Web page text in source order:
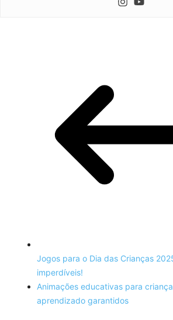
Jogos para o Dia das Crianças
imperdíveis!
Animações educativas para
aprendizado garantidos